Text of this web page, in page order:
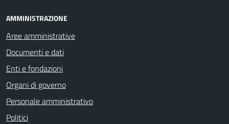
AMMINISTRAZIONE
Aree amministrative
Documenti e dati
Enti e fondazioni
Organi di governo
Personale amministrativo
Politici